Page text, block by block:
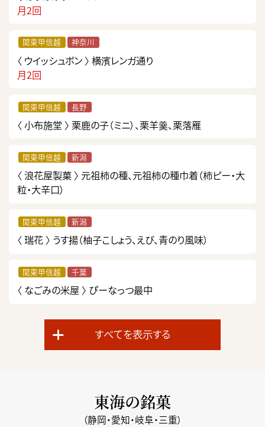
月2回
関東甲信越 神奈川
〈 ウイッシュボン 〉 横濱レンガ通り
月2回
関東甲信越 長野
〈 小布施堂 〉 栗鹿の子（ミニ）、栗羊羹、栗落雁
関東甲信越 新潟
〈 浪花屋製菓 〉 元祖柿の種、元祖柿の種巾着（柿ピー・大
粒・大辛口）
関東甲信越 新潟
〈 瑞花 〉 うす揚（柚子こしょう、えび、青のり風味）
関東甲信越 千葉
〈 なごみの米屋 〉 ぴーなっつ最中
すべてを表示する
東海の銘菓
（静岡・愛知・岐阜・三重）